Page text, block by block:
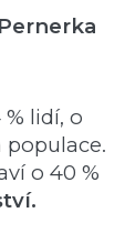
Pernerka
lidí, o
o 40 %